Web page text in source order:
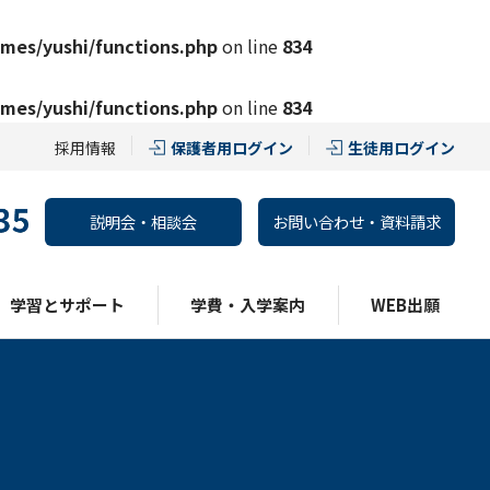
yushi/functions.phpon line 834
yushi/functions.phpon line 834
採用情報 保護者用ログイン 生徒用ログイン
説明会・相談会 お問い合わせ・資料請求
学習とサポート 学費・入学案内 WEB出願